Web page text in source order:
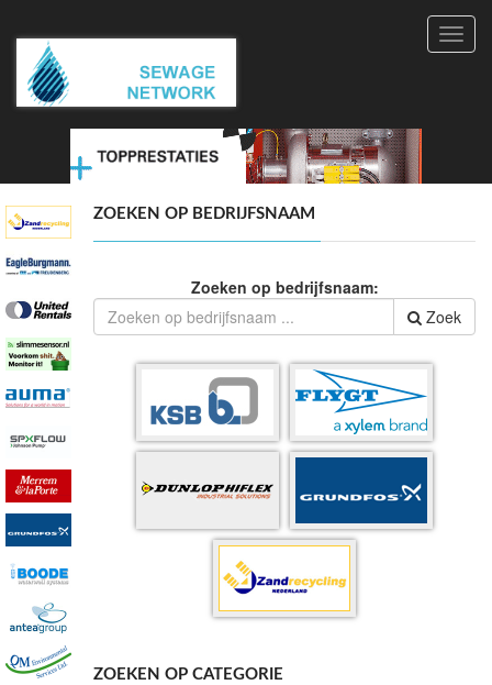
ZOEKEN OP BEDRIJFSNAAM
Zoeken op bedrijfsnaam:
Zoek
ZOEKEN OP CATEGORIE